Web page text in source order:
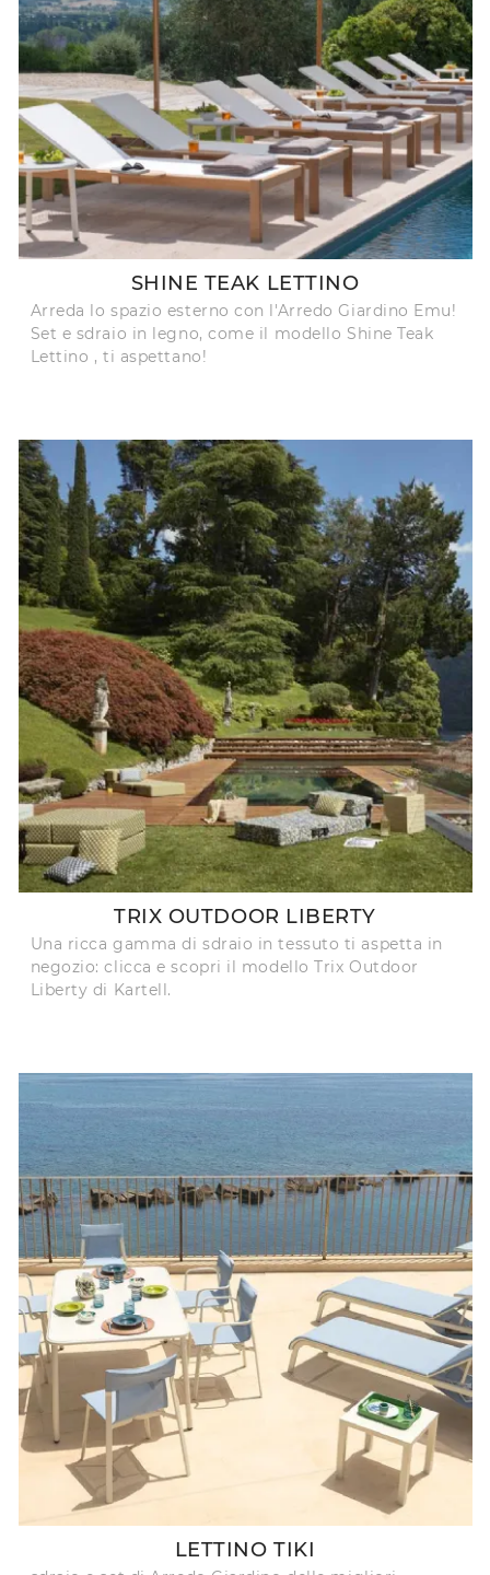
SHINE TEAK LETTINO
Arreda lo spazio esterno con l'Arredo Giardino Emu!
Set e sdraio in legno, come il modello Shine Teak
Lettino , ti aspettano!
TRIX OUTDOOR LIBERTY
Una ricca gamma di sdraio in tessuto ti aspetta in
negozio: clicca e scopri il modello Trix Outdoor
Liberty di Kartell.
LETTINO TIKI